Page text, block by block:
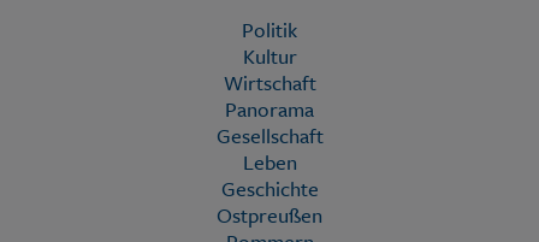
Politik
Kultur
Wirtschaft
Panorama
Gesellschaft
Leben
Geschichte
Ostpreußen